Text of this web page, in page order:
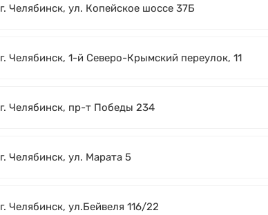
г. Челябинск, ул. Копейское шоссе 37Б
г. Челябинск, 1-й Северо-Крымский переулок, 11
г. Челябинск, пр-т Победы 234
г. Челябинск, ул. Марата 5
г. Челябинск, ул.Бейвеля 116/22